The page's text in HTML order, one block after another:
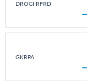
DROGI RFRD
GKRPA